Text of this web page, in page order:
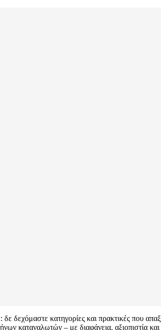
δεχόμαστε κατηγορίες και πρακτικές που
καταναλωτών – με διαφάνεια, αξιοπιστία